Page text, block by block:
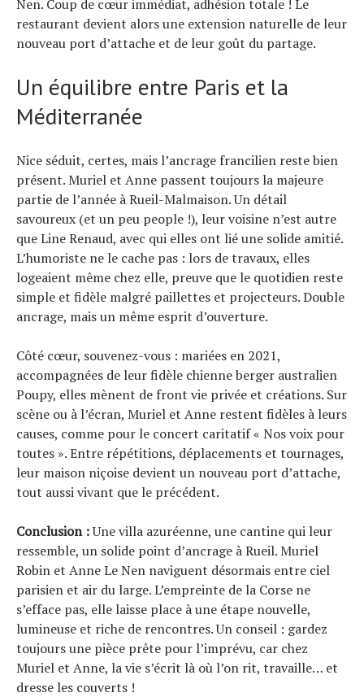
Nen. Coup de cœur immédiat, adhésion totale ! Le
restaurant devient alors une extension naturelle de leur
nouveau port d’attache et de leur goût du partage.
Un équilibre entre Paris et la
Méditerranée
Nice séduit, certes, mais l’ancrage francilien reste bien
présent. Muriel et Anne passent toujours la majeure
partie de l’année à Rueil-Malmaison. Un détail
savoureux (et un peu people !), leur voisine n’est autre
que Line Renaud, avec qui elles ont lié une solide amitié.
L’humoriste ne le cache pas : lors de travaux, elles
logeaient même chez elle, preuve que le quotidien reste
simple et fidèle malgré paillettes et projecteurs. Double
ancrage, mais un même esprit d’ouverture.
Côté cœur, souvenez-vous : mariées en 2021,
accompagnées de leur fidèle chienne berger australien
Poupy, elles mènent de front vie privée et créations. Sur
scène ou à l’écran, Muriel et Anne restent fidèles à leurs
causes, comme pour le concert caritatif « Nos voix pour
toutes ». Entre répétitions, déplacements et tournages,
leur maison niçoise devient un nouveau port d’attache,
tout aussi vivant que le précédent.
Conclusion :Une villa azuréenne, une cantine qui leur
ressemble, un solide point d’ancrage à Rueil. Muriel
Robin et Anne Le Nen naviguent désormais entre ciel
parisien et air du large. L’empreinte de la Corse ne
s’efface pas, elle laisse place à une étape nouvelle,
lumineuse et riche de rencontres. Un conseil : gardez
toujours une pièce prête pour l’imprévu, car chez
Muriel et Anne, la vie s’écrit là où l’on rit, travaille… et
dresse les couverts !